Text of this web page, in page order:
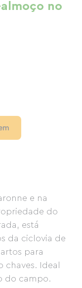
e na
do
está
da ciclovia de
para
Ideal
do campo.
no